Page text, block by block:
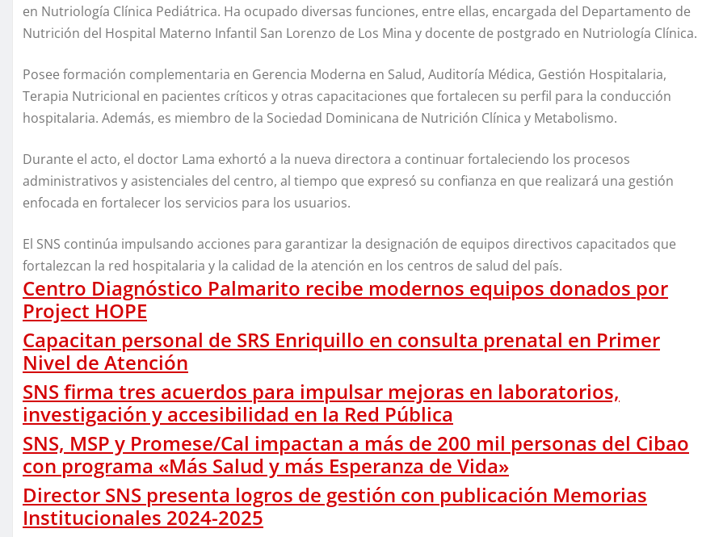
en Nutriología Clínica Pediátrica. Ha ocupado diversas funciones, entre ellas, encargada del Departamento de
Nutrición del Hospital Materno Infantil San Lorenzo de Los Mina y docente de postgrado en Nutriología Clínica.
Posee formación complementaria en Gerencia Moderna en Salud, Auditoría Médica, Gestión Hospitalaria,
Terapia Nutricional en pacientes críticos y otras capacitaciones que fortalecen su perfil para la conducción
hospitalaria. Además, es miembro de la Sociedad Dominicana de Nutrición Clínica y Metabolismo.
Durante el acto, el doctor Lama exhortó a la nueva directora a continuar fortaleciendo los procesos
administrativos y asistenciales del centro, al tiempo que expresó su confianza en que realizará una gestión
enfocada en fortalecer los servicios para los usuarios.
El SNS continúa impulsando acciones para garantizar la designación de equipos directivos capacitados que
fortalezcan la red hospitalaria y la calidad de la atención en los centros de salud del país.
Centro Diagnóstico Palmarito recibe modernos equipos donados por
Project HOPE
Capacitan personal de SRS Enriquillo en consulta prenatal en Primer
Nivel de Atención
SNS firma tres acuerdos para impulsar mejoras en laboratorios,
investigación y accesibilidad en la Red Pública
SNS, MSP y Promese/Cal impactan a más de 200 mil personas del Cibao
con programa «Más Salud y más Esperanza de Vida»
Director SNS presenta logros de gestión con publicación Memorias
Institucionales 2024-2025